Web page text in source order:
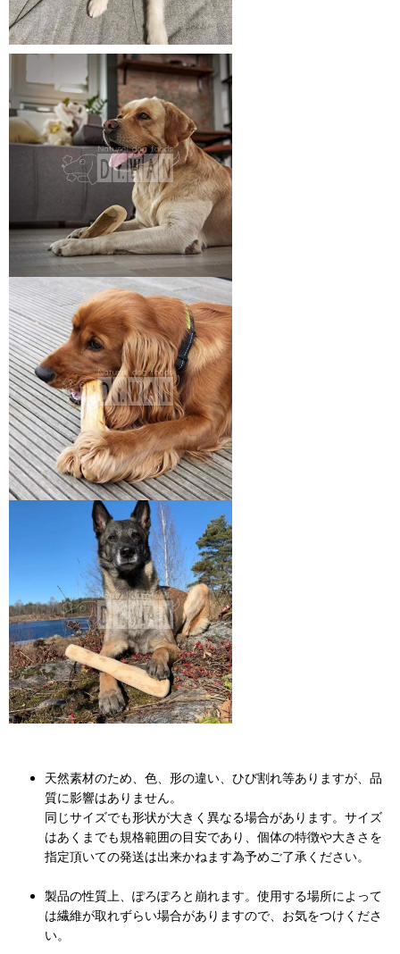
天然素材のため、色、形の違い、ひび割れ等ありますが、品
質に影響はありません。
同じサイズでも形状が大きく異なる場合があります。サイズ
はあくまでも規格範囲の目安であり、個体の特徴や大きさを
指定頂いての発送は出来かねます為予めご了承ください。
製品の性質上、ぽろぽろと崩れます。使用する場所によって
は繊維が取れずらい場合がありますので、お気をつけくださ
い。